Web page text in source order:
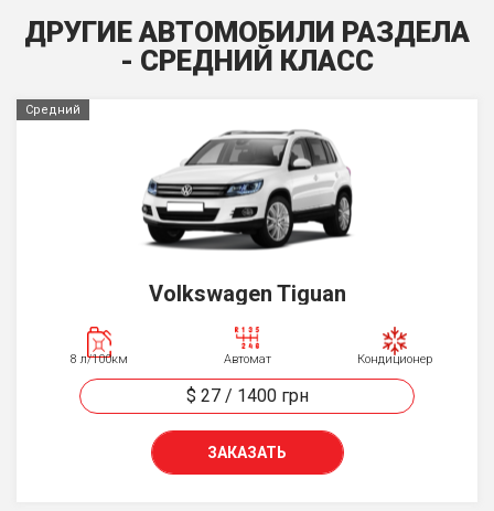
ДРУГИЕ АВТОМОБИЛИ РАЗДЕЛА
- СРЕДНИЙ КЛАСС
Средний
Volkswagen Tiguan
8 л/100км Автомат Кондиционер
$ 27/ 1400 грн
ЗАКАЗАТЬ